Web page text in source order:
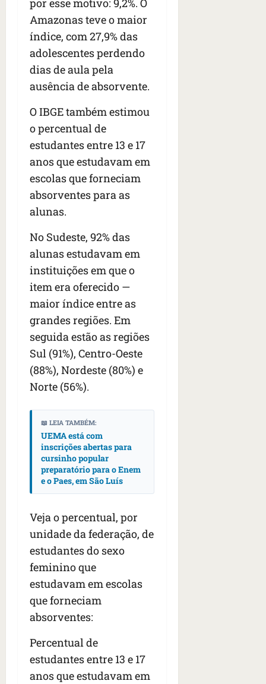
Amazonas teve o maior
índice, com 27,9% das
adolescentes perdendo
dias de aula pela
ausência de absorvente.
O IBGE também estimou
o percentual de
estudantes entre 13 e 17
anos que estudavam em
escolas que forneciam
absorventes para as
alunas.
No Sudeste, 92% das
alunas estudavam em
instituições em que o
item era oferecido —
maior índice entre as
grandes regiões. Em
seguida estão as regiões
Sul (91%), Centro-Oeste
(88%), Nordeste (80%) e
Norte (56%).
📖 LEIA TAMBÉM:
UEMA está com
inscrições abertas para
cursinho popular
preparatório para o Enem
e o Paes, em São Luís
Veja o percentual, por
unidade da federação, de
estudantes do sexo
feminino que
estudavam em escolas
que forneciam
absorventes:
Percentual de
estudantes entre 13 e 17
anos que estudavam em